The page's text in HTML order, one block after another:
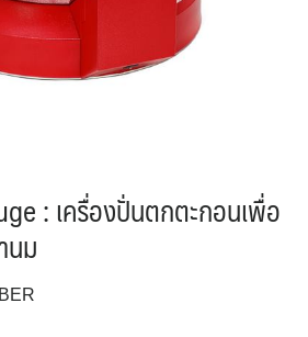
: เครื่องปั่นตกตะกอนเพื่อ
นม